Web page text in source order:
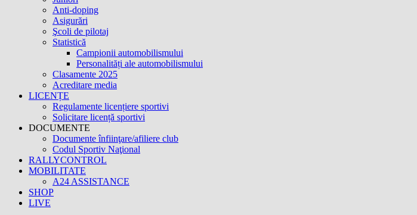
Anti-doping
Asigurări
Şcoli de pilotaj
Statistică
Campionii automobilismului
Personalități ale automobilismului
Clasamente 2025
Acreditare media
LICENȚE
Regulamente licențiere sportivi
Solicitare licență sportivi
DOCUMENTE
Documente înfiinţare/afiliere club
Codul Sportiv Naţional
RALLYCONTROL
MOBILITATE
A24 ASSISTANCE
SHOP
LIVE